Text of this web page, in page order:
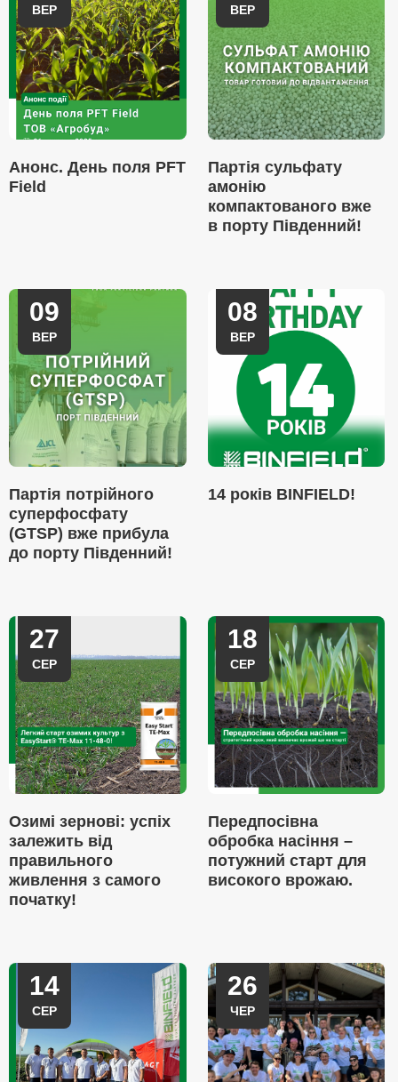
ВЕР
Анонс. День поля PFT
Field
ВЕР
Партія сульфату
амонію
компактованого вже
в порту Південний!
09
ВЕР
Партія потрійного
суперфосфату
(GTSP) вже прибула
до порту Південний!
08
ВЕР
14 років BINFIELD!
27
СЕР
Озимі зернові: успіх
залежить від
правильного
живлення з самого
початку!
18
СЕР
Передпосівна
обробка насіння –
потужний старт для
високого врожаю.
14
СЕР
26
ЧЕР